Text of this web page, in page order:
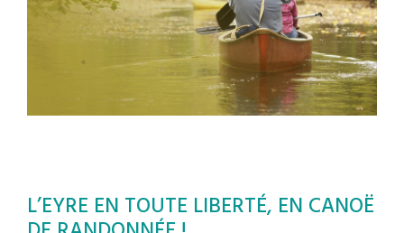
L’EYRE EN TOUTE LIBERTÉ, EN CANOË